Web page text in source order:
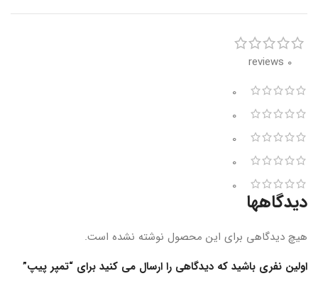
0 reviews
0
0
0
0
0
دیدگاهها
هیچ دیدگاهی برای این محصول نوشته نشده است.
اولین نفری باشید که دیدگاهی را ارسال می کنید برای “تمپر پیپ”